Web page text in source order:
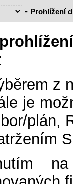
- Prohlížení
z
je
plán,